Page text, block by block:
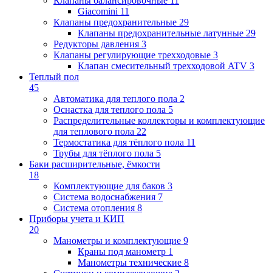
Giacomini 11
Клапаны предохранительные 29
Клапаны предохранительные латунные 29
Редукторы давления 3
Клапаны регулирующие трехходовые 3
Клапан смесительный трехходовой ATV 3
Теплый пол
45
Автоматика для теплого пола 2
Оснастка для теплого пола 5
Распределительные коллекторы и комплектующие
для теплового пола 22
Термостатика для тёплого пола 11
Трубы для тёплого пола 5
Баки расширительные, ёмкости
18
Комплектующие для баков 3
Система водоснабжения 7
Система отопления 8
Приборы учета и КИП
20
Манометры и комплектующие 9
Краны под манометр 1
Манометры технические 8